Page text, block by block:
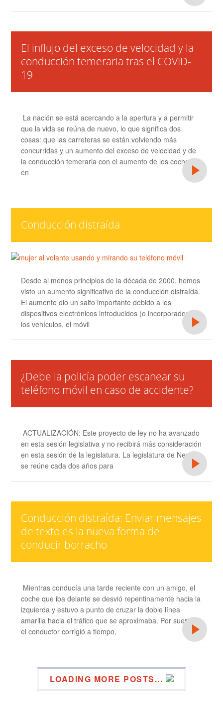
El influjo del exceso de velocidad y la
conducción temeraria tras el COVID-
19
La nación se está acercando a la apertura y a permitir
que la vida se reúna de nuevo, lo que significa dos
cosas: que las carreteras se están volviendo más
concurridas y un aumento del exceso de velocidad y de
la conducción temeraria con el aumento de los coches
en
Conducción distraída
Desde al menos principios de la década de 2000, hemos
visto un aumento significativo de la conducción distraída.
El aumento dio un salto importante debido a los
dispositivos electrónicos introducidos (o incorporados) en
los vehículos, el móvil
¿Debe la policía poder escanear su
teléfono móvil en caso de accidente?
ACTUALIZACIÓN: Este proyecto de ley no ha avanzado
en esta sesión legislativa y no recibirá más consideración
en esta sesión de la legislatura. La legislatura de Nevada
se reúne cada dos años para
Conducción distraída: Enviar mensajes
de texto es la nueva forma de
conducir borracho
Mientras conducía una tarde reciente con un amigo, el
coche que iba delante se desvió repentinamente hacia la
izquierda y estuvo a punto de cruzar la doble línea
amarilla hacia el tráfico que se aproximaba. Por suerte,
el conductor corrigió a tiempo,
LOADING MORE POSTS...